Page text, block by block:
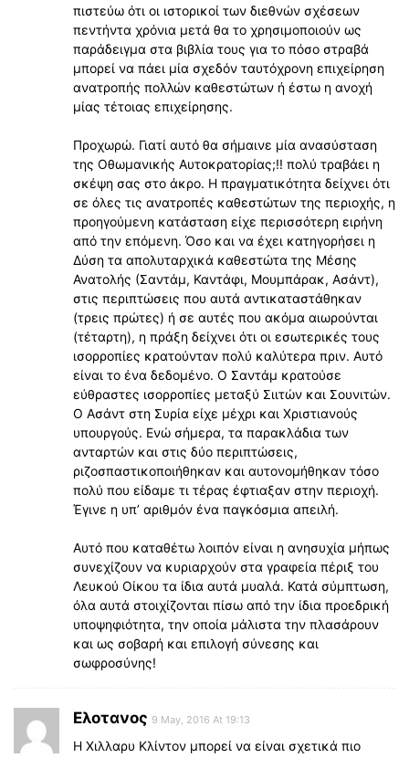
πιστεύω ότι οι ιστορικοί των διεθνών σχέσεων
πεντήντα χρόνια μετά θα το χρησιμοποιούν ως
παράδειγμα στα βιβλία τους για το πόσο στραβά
μπορεί να πάει μία σχεδόν ταυτόχρονη επιχείρηση
ανατροπής πολλών καθεστώτων ή έστω η ανοχή
μίας τέτοιας επιχείρησης.
Προχωρώ. Γιατί αυτό θα σήμαινε μία ανασύσταση
της Οθωμανικής Αυτοκρατορίας;!! πολύ τραβάει η
σκέψη σας στο άκρο. Η πραγματικότητα δείχνει ότι
σε όλες τις ανατροπές καθεστώτων της περιοχής, η
προηγούμενη κατάσταση είχε περισσότερη ειρήνη
από την επόμενη. Όσο και να έχει κατηγορήσει η
Δύση τα απολυταρχικά καθεστώτα της Μέσης
Ανατολής (Σαντάμ, Καντάφι, Μουμπάρακ, Ασάντ),
στις περιπτώσεις που αυτά αντικαταστάθηκαν
(τρεις πρώτες) ή σε αυτές που ακόμα αιωρούνται
(τέταρτη), η πράξη δείχνει ότι οι εσωτερικές τους
ισορροπίες κρατούνταν πολύ καλύτερα πριν. Αυτό
είναι το ένα δεδομένο. Ο Σαντάμ κρατούσε
εύθραστες ισορροπίες μεταξύ Σιιτών και Σουνιτών.
Ο Ασάντ στη Συρία είχε μέχρι και Χριστιανούς
υπουργούς. Ενώ σήμερα, τα παρακλάδια των
ανταρτών και στις δύο περιπτώσεις,
ριζοσπαστικοποιήθηκαν και αυτονομήθηκαν τόσο
πολύ που είδαμε τι τέρας έφτιαξαν στην περιοχή.
Έγινε η υπ’ αριθμόν ένα παγκόσμια απειλή.
Αυτό που καταθέτω λοιπόν είναι η ανησυχία μήπως
συνεχίζουν να κυριαρχούν στα γραφεία πέριξ του
Λευκού Οίκου τα ίδια αυτά μυαλά. Κατά σύμπτωση,
όλα αυτά στοιχίζονται πίσω από την ίδια προεδρική
υποψηφιότητα, την οποία μάλιστα την πλασάρουν
και ως σοβαρή και επιλογή σύνεσης και
σωφροσύνης!
Eλοτανος 9 May, 2016 At 19:13
Η Χιλλαρυ Κλίντον μπορεί να είναι σχετικά πιο